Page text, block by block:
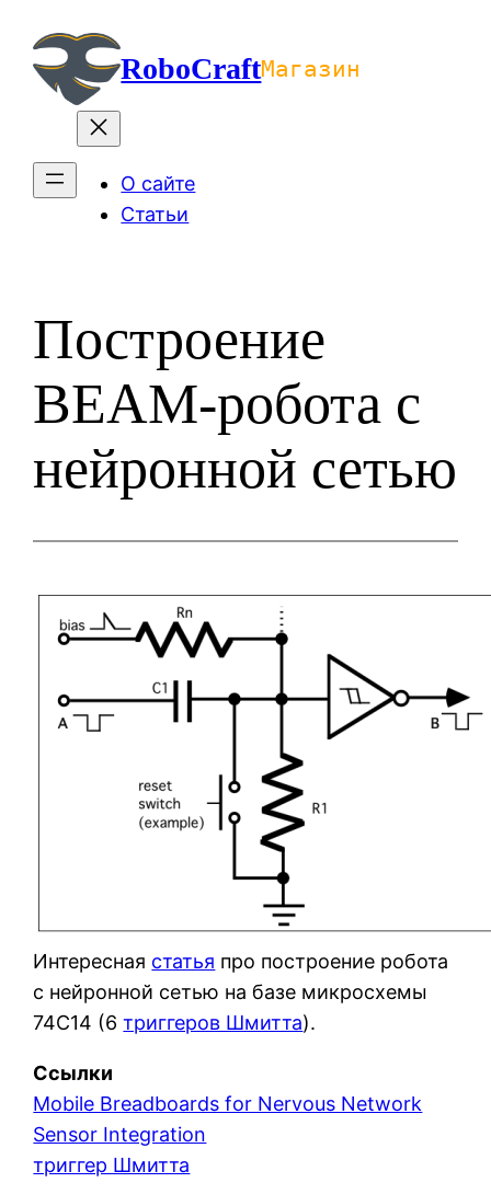
содержимомуRoboCraftМагазин
О сайте
Статьи
Построение
BEAM-робота с
нейронной сетью
Интересная статья про построение робота
с нейронной сетью на базе микросхемы
74C14 (6триггеров Шмитта).
Ссылки
Mobile Breadboards for Nervous Network
Sensor Integration
триггер Шмитта